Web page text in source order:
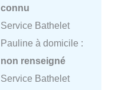
connu
Service Bathelet
Pauline à domicile :
non renseigné
Service Bathelet